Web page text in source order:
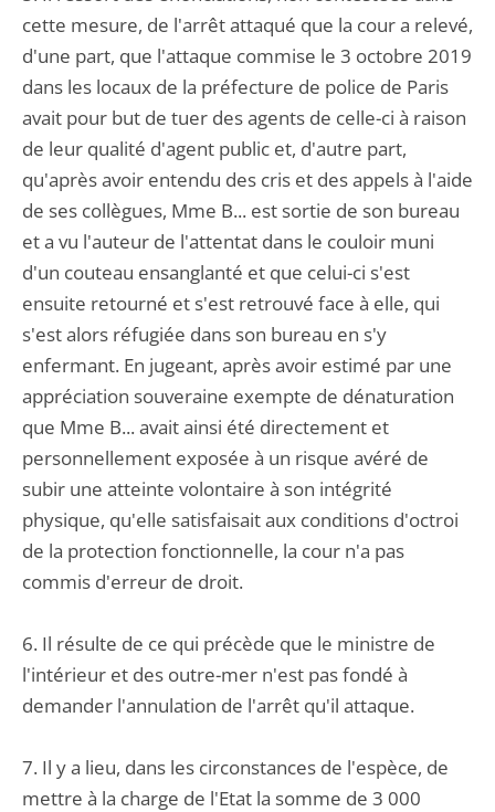
cette mesure, de l'arrêt attaqué que la cour a relevé,
d'une part, que l'attaque commise le 3 octobre 2019
dans les locaux de la préfecture de police de Paris
avait pour but de tuer des agents de celle-ci à raison
de leur qualité d'agent public et, d'autre part,
qu'après avoir entendu des cris et des appels à l'aide
de ses collègues, Mme B... est sortie de son bureau
et a vu l'auteur de l'attentat dans le couloir muni
d'un couteau ensanglanté et que celui-ci s'est
ensuite retourné et s'est retrouvé face à elle, qui
s'est alors réfugiée dans son bureau en s'y
enfermant. En jugeant, après avoir estimé par une
appréciation souveraine exempte de dénaturation
que Mme B... avait ainsi été directement et
personnellement exposée à un risque avéré de
subir une atteinte volontaire à son intégrité
physique, qu'elle satisfaisait aux conditions d'octroi
de la protection fonctionnelle, la cour n'a pas
commis d'erreur de droit.
6. Il résulte de ce qui précède que le ministre de
l'intérieur et des outre-mer n'est pas fondé à
demander l'annulation de l'arrêt qu'il attaque.
7. Il y a lieu, dans les circonstances de l'espèce, de
mettre à la charge de l'Etat la somme de 3 000